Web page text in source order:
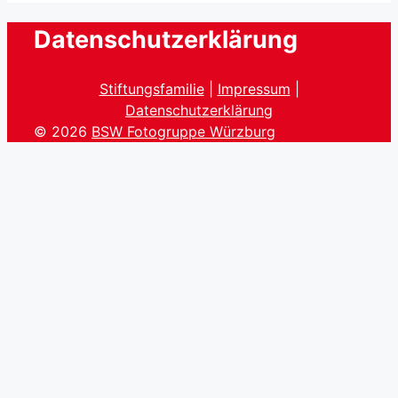
Datenschutzerklärung
Stiftungsfamilie| Impressum
Datenschutzerklärung
© 2026 BSW Fotogruppe Würzburg